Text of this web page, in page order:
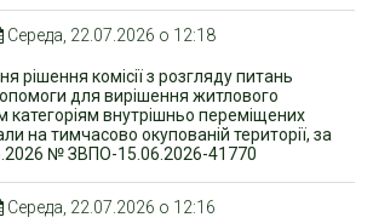
Середа, 22.07.2026 о 12:18
рішення комісії з розгляду питань
для вирішення житлового
категоріям внутрішньо переміщених
на тимчасово окупованій території, за
№ ЗBПO-15.06.2026-41770
Середа, 22.07.2026 о 12:16